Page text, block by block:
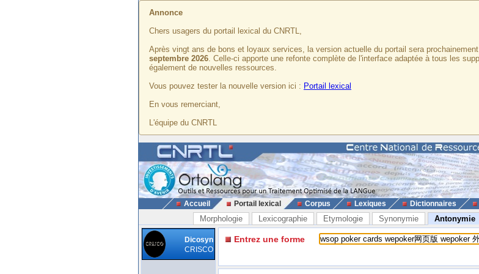
Annonce
Chers usagers du portail lexical du CNRTL,
Après vingt ans de bons et loyaux services, la version actuelle du portail sera
septembre 2026. Celle-ci apporte une refonte complète de l'interface adaptée à tous les
également de nouvelles ressources.
Vous pouvez tester la nouvelle version ici : Portail lexical
En vous remerciant,
L'équipe du CNRTL
Accueil Portail lexical Corpus Lexiques Dictionnaires
Morphologie Lexicographie Etymologie Synonymie Antonymie
Dicosyn
CRISCO
Entrez une forme